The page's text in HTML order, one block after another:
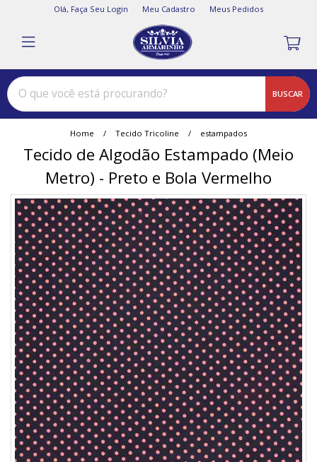
Meu Cadastro Meus Pedidos
Olá, Faça Seu Login
BUSCAR
Home Tecido Tricoline estampados
Tecido de Algodão Estampado (Meio
Metro) - Preto e Bola Vermelho